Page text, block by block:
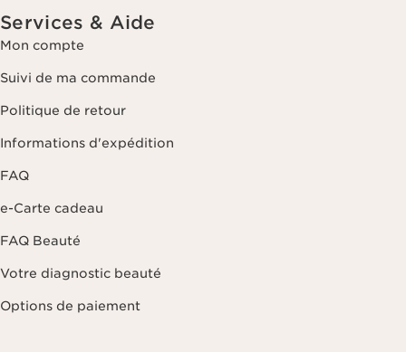
Services & Aide
Mon compte
Suivi de ma commande
Politique de retour
Informations d'expédition
FAQ
e-Carte cadeau
FAQ Beauté
Votre diagnostic beauté
Options de paiement